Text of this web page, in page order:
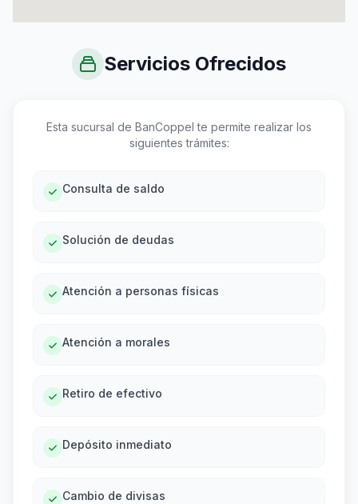
Servicios Ofrecidos
Esta sucursal de BanCoppel te permite realizar los
siguientes trámites:
Consulta de saldo
Solución de deudas
Atención a personas físicas
Atención a morales
Retiro de efectivo
Depósito inmediato
Cambio de divisas